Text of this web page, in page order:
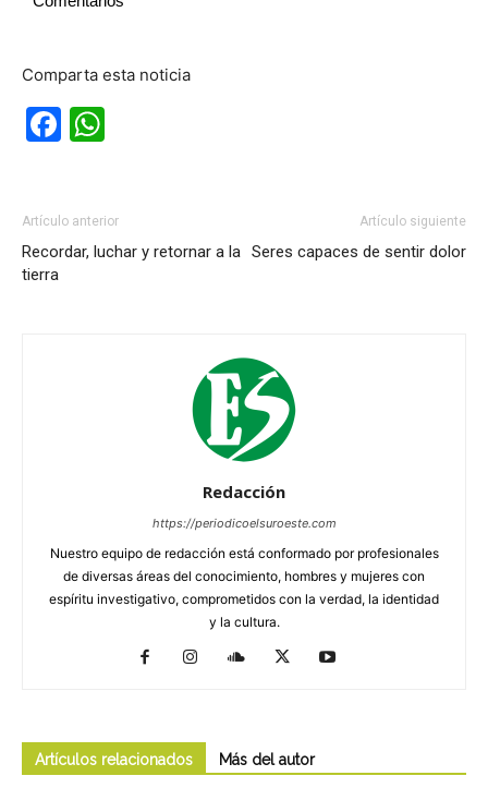
Comparta esta noticia
Facebook
Artículo anterior
Recordar, luchar y retornar a la
tierra
Artículo siguiente
Seres capaces de sentir dolor
Redacción
https://periodicoelsuroeste.com
Nuestro equipo de redacción está conformado por profesionales
de diversas áreas del conocimiento, hombres y mujeres con
espíritu investigativo, comprometidos con la verdad, la identidad
y la cultura.
Artículos relacionados Más del autor